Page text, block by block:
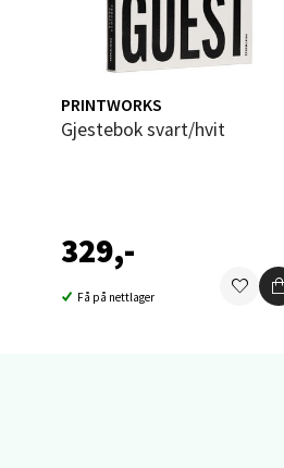
PRINTWORKS
Gjestebok svart/hvit
329,-
Få på nettlager